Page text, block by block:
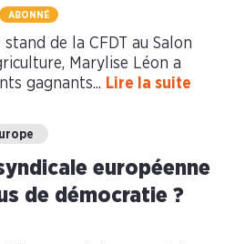
ABONNÉ
de la CFDT au Salon
Marylise Léon a
gagnants... Lire la suite
européenne
de démocratie ?